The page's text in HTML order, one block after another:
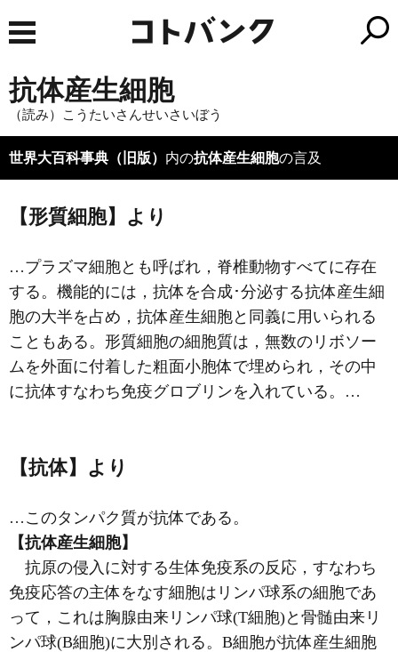
抗体産生細胞
（読み）こうたいさんせいさいぼう
世界大百科事典（旧版） 内の抗体産生細胞の言及
【形質細胞】より
…プラズマ細胞とも呼ばれ，脊椎動物すべてに存在
する。機能的には，抗体を合成･分泌する抗体産生細
胞の大半を占め，抗体産生細胞と同義に用いられる
こともある。形質細胞の細胞質は，無数のリボソー
ムを外面に付着した粗面小胞体で埋められ，その中
に抗体すなわち免疫グロブリンを入れている。…
【抗体】より
…このタンパク質が抗体である。
【抗体産生細胞】
抗原の侵入に対する生体免疫系の反応，すなわち
免疫応答の主体をなす細胞はリンパ球系の細胞であ
って，これは胸腺由来リンパ球(T細胞)と骨髄由来リ
ンパ球(B細胞)に大別される。B細胞が抗体産生細胞